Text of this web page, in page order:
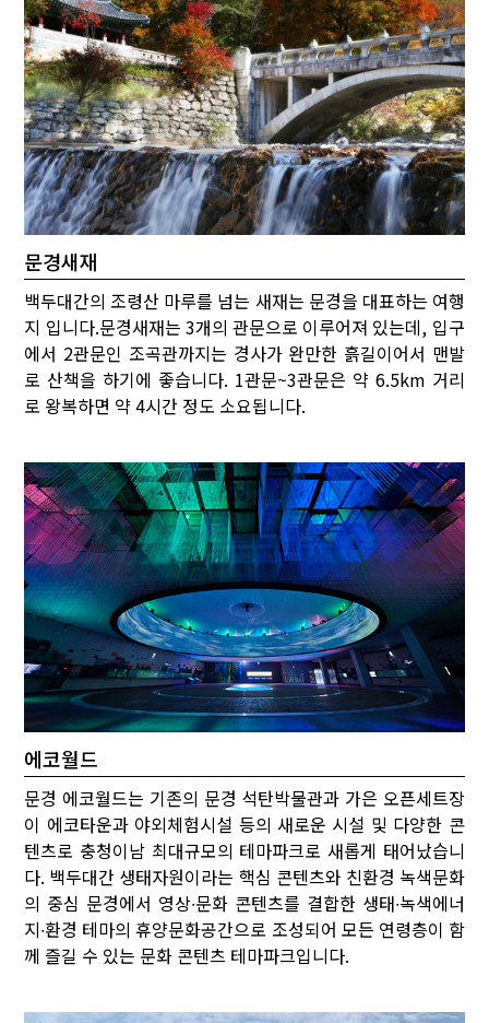
문경새재
백두대간의 조령산 마루를 넘는 새재는 문경을 대표하는 여행
지 입니다.문경새재는 3개의 관문으로 이루어져 있는데, 입구
에서 2관문인 조곡관까지는 경사가 완만한 흙길이어서 맨발
로 산책을 하기에 좋습니다. 1관문~3관문은 약 6.5km 거리
로 왕복하면 약 4시간 정도 소요됩니다.
에코월드
문경 에코월드는 기존의 문경 석탄박물관과 가은 오픈세트장
이 에코타운과 야외체험시설 등의 새로운 시설 및 다양한 콘
텐츠로 충청이남 최대규모의 테마파크로 새롭게 태어났습니
다. 백두대간 생태자원이라는 핵심 콘텐츠와 친환경 녹색문화
의 중심 문경에서 영상∙문화 콘텐츠를 결합한 생태∙녹색에너
지∙환경 테마의 휴양문화공간으로 조성되어 모든 연령층이 함
께 즐길 수 있는 문화 콘텐츠 테마파크입니다.